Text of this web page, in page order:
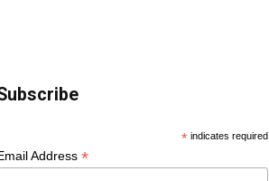
* indicates required
Address *